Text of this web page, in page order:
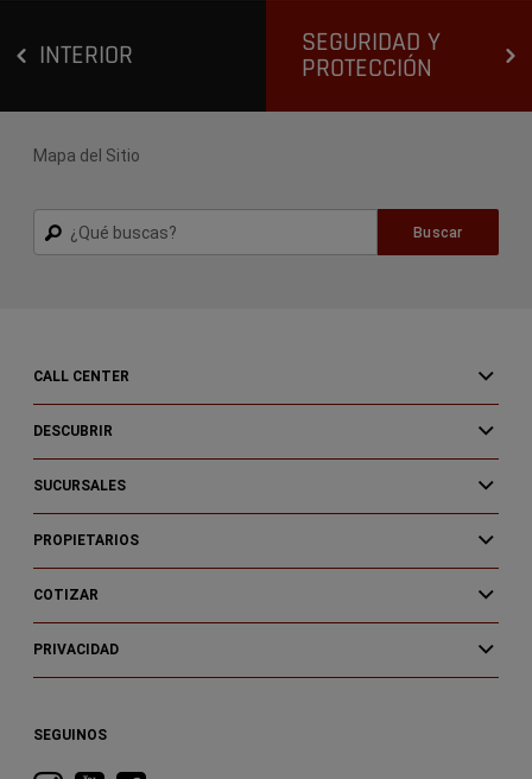
INTERIOR SEGURIDAD Y
PROTECCIÓN
Mapa del Sitio
Buscar
Buscar
CALL CENTER
DESCUBRIR
SUCURSALES
PROPIETARIOS
COTIZAR
PRIVACIDAD
SEGUINOS